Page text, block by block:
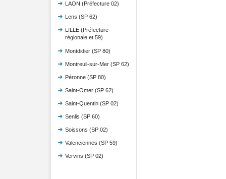
LAON (Préfecture 02)
Lens (SP 62)
LILLE (Préfecture
régionale et 59)
Montdidier (SP 80)
Montreuil-sur-Mer (SP 62)
Péronne (SP 80)
Saint-Omer (SP 62)
Saint-Quentin (SP 02)
Senlis (SP 60)
Soissons (SP 02)
Valenciennes (SP 59)
Vervins (SP 02)